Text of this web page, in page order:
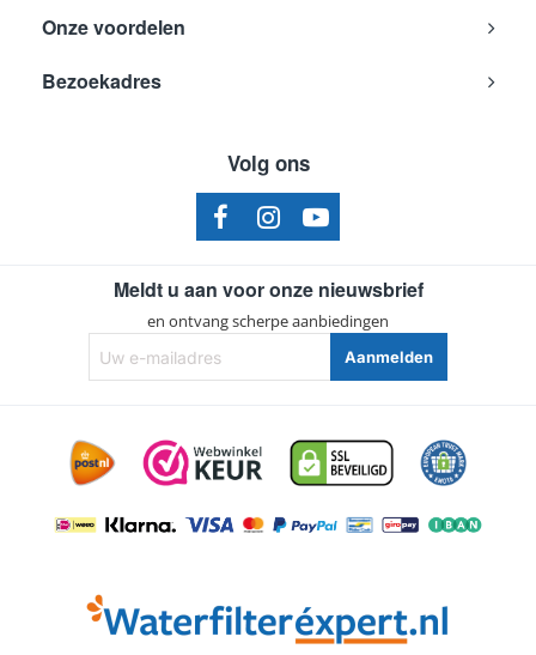
Onze voordelen
Bezoekadres
Volg ons
Meldt u aan voor onze nieuwsbrief
en ontvang scherpe aanbiedingen
e-
mailadres
Aanmelden